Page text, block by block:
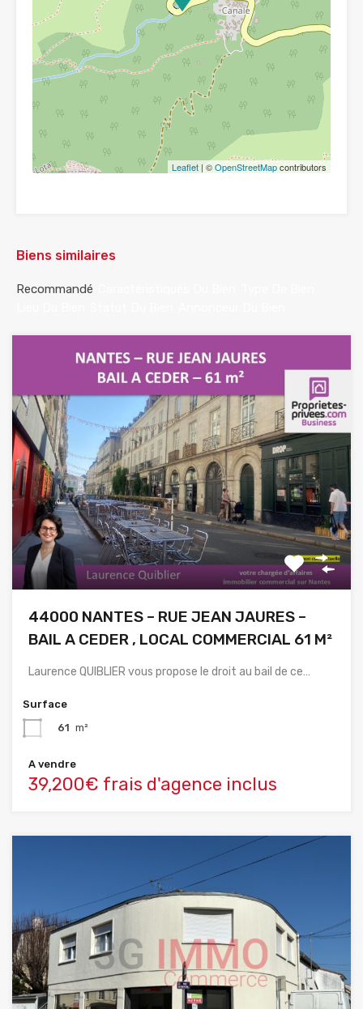
Leaflet | ©OpenStreetMapcontributors
Biens similaires
Recommandé
44000 NANTES – RUE JEAN JAURES –
BAIL A CEDER , LOCAL COMMERCIAL 61 M²
Laurence QUIBLIER vous propose le droit au bail de ce…
Surface
61 m²
A vendre
39,200€ frais d'agence inclus